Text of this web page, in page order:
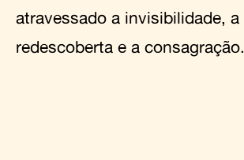
atravessado a invisibilidade, a
redescoberta e a consagração.